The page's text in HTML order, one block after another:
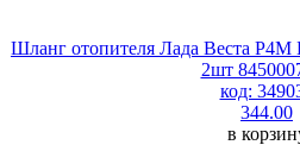
Шланг отопителя Лада Веста P4M
2шт
код:
344.00
в